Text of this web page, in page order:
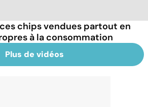
chips vendues partout en
à la consommation
Plus de vidéos